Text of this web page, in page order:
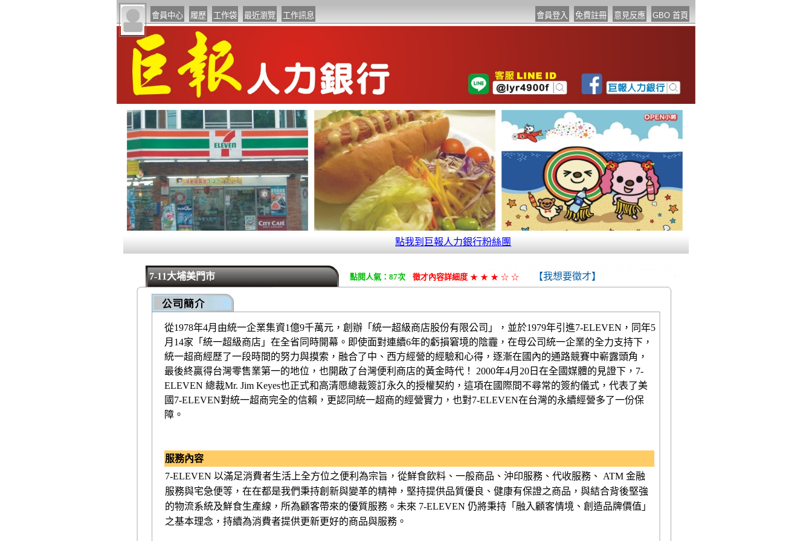
點我到巨報人力銀行粉絲團
7-11大埔美門市 點閱人氣：87次 徵才內容詳細度 ★ ★ ★ ☆ ☆ 【我想要徵才】
從1978年4月由統一企業集資1億9千萬元，創辦「統一超級商店股份有限公司」，並於1979年引進7-ELEVEN，同年5
月14家「統一超級商店」在全省同時開幕。即使面對連續6年的虧損窘境的陰霾，在母公司統一企業的全力支持下，
統一超商經歷了一段時間的努力與摸索，融合了中、西方經營的經驗和心得，逐漸在國內的通路競賽中嶄露頭角，
最後終贏得台灣零售業第一的地位，也開啟了台灣便利商店的黃金時代！ 2000年4月20日在全國媒體的見證下，7-
ELEVEN 總裁Mr. Jim Keyes也正式和高清愿總裁簽訂永久的授權契約，這項在國際間不尋常的簽約儀式，代表了美
國7-ELEVEN對統一超商完全的信賴，更認同統一超商的經營實力，也對7-ELEVEN在台灣的永續經營多了一份保
障。
服務內容
7-ELEVEN 以滿足消費者生活上全方位之便利為宗旨，從鮮食飲料、一般商品、沖印服務、代收服務、 ATM 金融
服務與宅急便等，在在都是我們秉持創新與變革的精神，堅持提供品質優良、健康有保證之商品，與結合背後堅強
的物流系統及鮮食生產線，所為顧客帶來的優質服務。未來 7-ELEVEN 仍將秉持「融入顧客情境、創造品牌價值」
之基本理念，持續為消費者提供更新更好的商品與服務。